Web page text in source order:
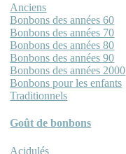
Anciens
Bonbons des années 60
Bonbons des années 70
Bonbons des années 80
Bonbons des années 90
Bonbons des années 2000
Bonbons pour les enfants
Traditionnels
Goût de bonbons
Acidulés